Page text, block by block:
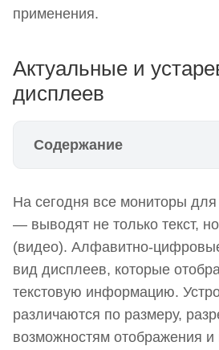
применения.
Актуальные и
дисплеев
Содержание
Мониторы с электронно-
ЖК (LCD) экраны для
Типы жидкокристаллических
TN (Twisted Nematic)
VA — панели с
На сегодня все мониторы
— выводят не только текст,
(видео). Алфавитно-
вид дисплеев, которые
текстовую информацию.
различаются по размеру,
возможностям отображения и